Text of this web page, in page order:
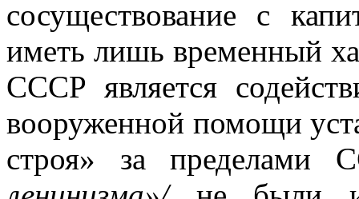
сосуществование с
иметь лишь временный
СССР является
вооруженной помощи
строя» за